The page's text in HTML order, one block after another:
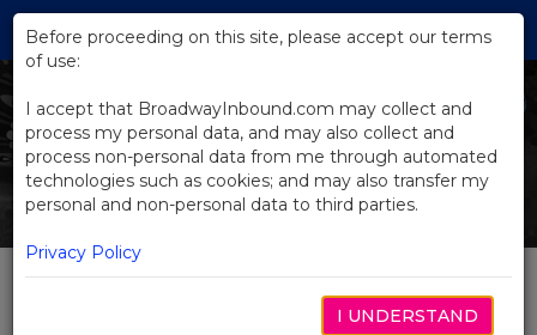
Skip
Main
Previous
¡BOOP! El Musical de
Before proceeding on this site, please accept our terms
of use:
I accept that BroadwayInbound.com may collect and
process my personal data, and may also collect and
process non-personal data from me through automated
technologies such as cookies; and may also transfer my
personal and non-personal data to third parties.
Privacy Policy
I UNDERSTAND